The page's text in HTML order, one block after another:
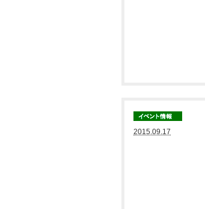
2015.09.17